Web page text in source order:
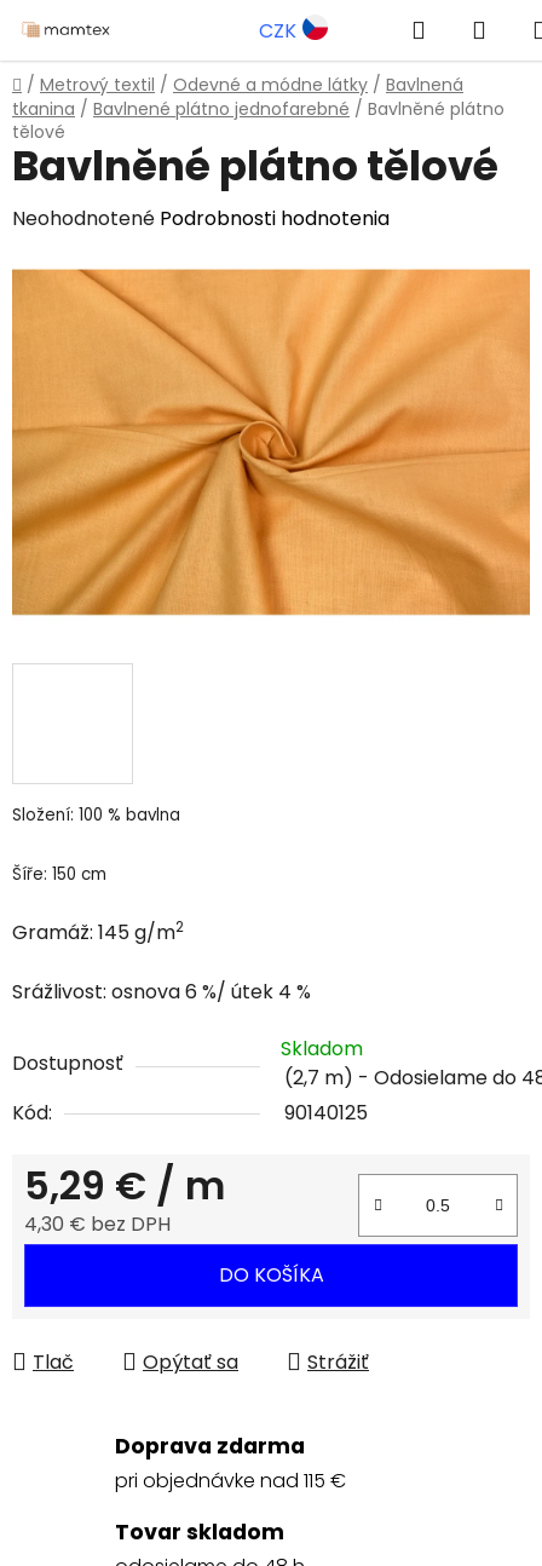
na
obsah
CZK Hľadať
Domov
/ Metrový textil / Odevné a módne látky / Bavlnená
tkanina / Bavlnené plátno jednofarebné / Bavlněné plátno
tělové
Složení: 100 % bavlna
Šíře: 150 cm
Gramáž: 145 g/m2
Srážlivost: osnova 6 %/ útek 4 %
Dostupnosť
Skladom
(2,7 m)
Kód:
90140125
5,29 € / m
4,30 € bez DPH
DO KOŠÍKA
Tlač Opýtať sa Strážiť
Bavlněné plátno tělové
Priemerné
produktu
hviezdičiek.
Neohodnotené Podrobnosti hodnotenia
Doprava zdarma
pri objednávke nad 115 €
Tovar skladom